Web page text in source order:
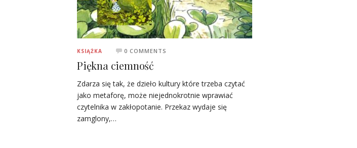
KSIĄŻKA 0 COMMENTS
Piękna ciemność
Zdarza się tak, że dzieło kultury które trzeba czytać
jako metaforę, może niejednokrotnie wprawiać
czytelnika w zakłopotanie. Przekaz wydaje się
zamglony,…